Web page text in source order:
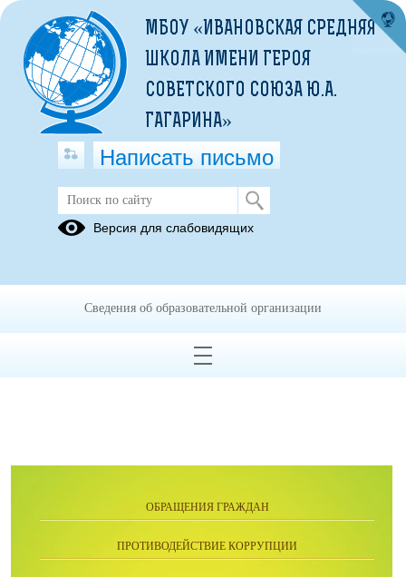
«Внеучебная деятельность»
деятельности
в 2019-2020
ОБРАЩЕНИЯ ГРАЖДАН
ПРОТИВОДЕЙСТВИЕ КОРРУПЦИИ
МБОУ «ИВАНОВСКАЯ СРЕДНЯЯ
ШКОЛА ИМЕНИ ГЕРОЯ
СОВЕТСКОГО СОЮЗА Ю.А.
ГАГАРИНА»
Написать письмо
Версия для слабовидящих
Сведения об образовательной организации